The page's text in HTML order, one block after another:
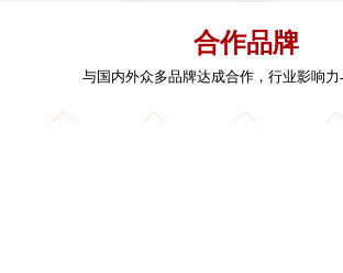
合作品牌
与国内外众多品牌达成合作，行业影响力